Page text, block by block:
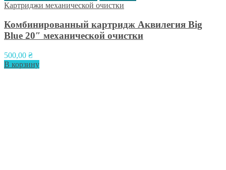
Картриджи механической очистки
Комбинированный картридж Аквилегия Big
Blue 20″ механической очистки
500,00 ₴
В корзину